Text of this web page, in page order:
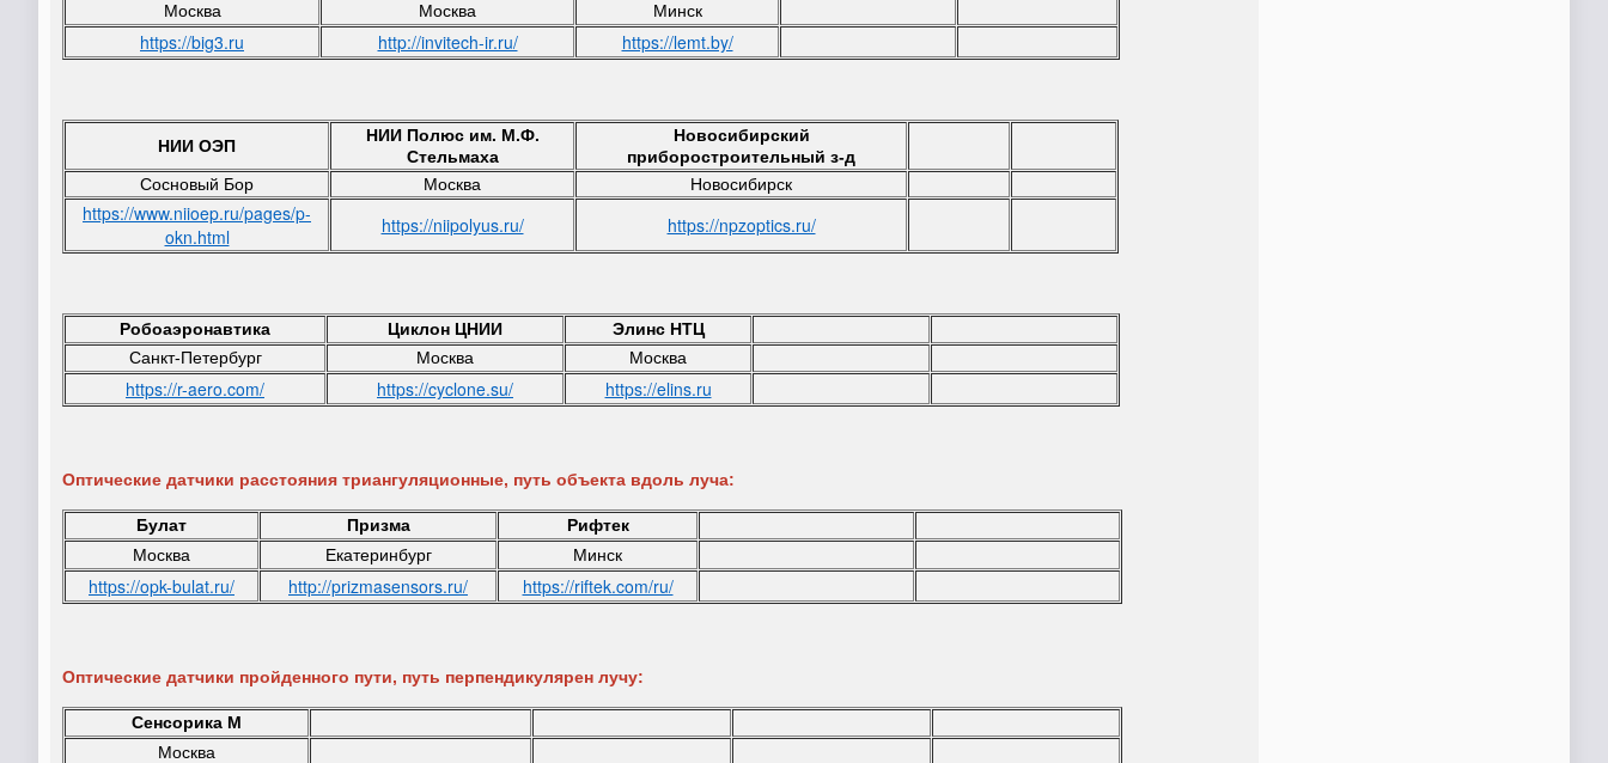
Москва
Москва Минск
https://big3.ru http://invitech-ir.ru/ https://lemt.by/
НИИ ОЭП
НИИ Полюс им. М.Ф.
Стельмаха
Новосибирский
приборостроительный з-д
Сосновый Бор
Москва Новосибирск
https://www.niioep.ru/pages/p-
okn.html
https://niipolyus.ru/ https://npzoptics.ru/
Робоаэронавтика Циклон ЦНИИ
Элинс НТЦ
Санкт-Петербург
Москва Москва
https://r-aero.com/ https://cyclone.su/ https://elins.ru
Оптические датчики расстояния триангуляционные, путь объекта вдоль луча:
Булат Призма
Рифтек
Москва
Екатеринбург Минск
https://opk-bulat.ru/ http://prizmasensors.ru/ https://riftek.com/ru/
Оптические датчики пройденного пути, путь перпендикулярен лучу:
Сенсорика М
Москва